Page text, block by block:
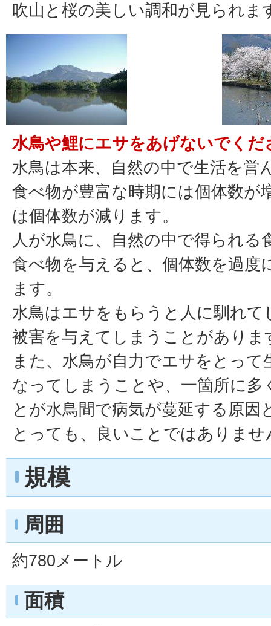
吹山と桜の美しい調和が見られま
水鳥や鯉にエサをあげないでくだ
水鳥は本来、自然の中で生活を営
食べ物が豊富な時期には個体数が
は個体数が減ります。
人が水鳥に、自然の中で得られる
食べ物を与えると、個体数を過度
ます。
水鳥はエサをもらうと人に馴れて
被害を与えてしまうことがありま
また、水鳥が自力でエサをとっ
なってしまうことや、一箇所に多
とが水鳥間で病気が蔓延する原因
とっても、良いことではありませ
規模
周囲
約780メートル
面積